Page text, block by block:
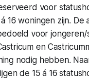
voor
16 woningen zijn. De
voor
en
nodig hebben.
de 15 á 16